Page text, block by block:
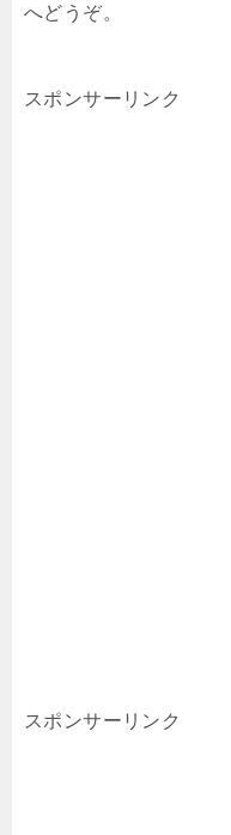
へどうぞ。
スポンサーリンク
スポンサーリンク